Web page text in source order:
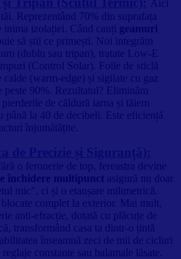
Aici
Reprezentând 70% din suprafața
inima izolației. Când cauți geamuri
să știi ce primești. Noi integrăm
(dublu sau tripan), tratate Low-E
(Control Solar). Foile de sticlă
calde (warm-edge) și sigilate cu gaz
peste 90%. Rezultatul? Eliminăm
de căldură iarna și tăiem
până la 40 de decibeli. Este eficiență
înjumătățite.
o feronerie de top, fereastra devine
închidere multipunct asigură nu doar
mic”, ci și o etanșare milimetrică.
complet la exterior. Mai mult,
anti-efracție, dotată cu plăcuțe de
transformând casa ta dintr-o țintă
înseamnă zeci de mii de cicluri
constante sau balamale lăsate.